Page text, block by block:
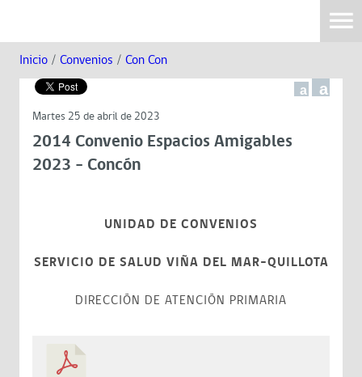
Inicio / Convenios / Con Con
a a
Martes 25 de abril de 2023
2014 Convenio Espacios Amigables
2023 - Concón
UNIDAD DE CONVENIOS
SERVICIO DE SALUD VIÑA DEL MAR-QUILLOTA
DIRECCIÓN DE ATENCIÓN PRIMARIA